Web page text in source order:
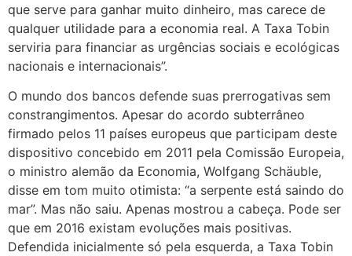
que serve para ganhar muito dinheiro, mas carece de
qualquer utilidade para a economia real. A Taxa Tobin
serviria para financiar as urgências sociais e ecológicas
nacionais e internacionais”.
O mundo dos bancos defende suas prerrogativas sem
constrangimentos. Apesar do acordo subterrâneo
firmado pelos 11 países europeus que participam deste
dispositivo concebido em 2011 pela Comissão Europeia,
o ministro alemão da Economia, Wolfgang Schäuble,
disse em tom muito otimista: “a serpente está saindo do
mar”. Mas não saiu. Apenas mostrou a cabeça. Pode ser
que em 2016 existam evoluções mais positivas.
Defendida inicialmente só pela esquerda, a Taxa Tobin